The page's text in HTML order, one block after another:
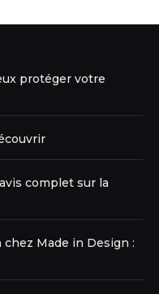
protéger votre
complet sur la
Made in Design :